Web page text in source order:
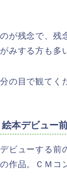
のが残念で、残
みする方も多
の目で観てく
本デビュー
ビューする前
作品。ＣＭコ